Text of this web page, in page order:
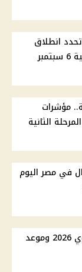
انطلاق
مؤشرات
في مصر اليوم
موقف ترحيل إجازة المولد النبوي 2026 وموعد